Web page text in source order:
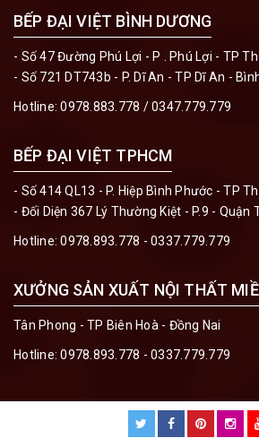
BẾP ĐẠI VIỆT BÌNH DƯƠNG
- Số 47 Đường Phú Lợi - P . Phú Lợi - TP
- Số 721 DT743b - P. Dĩ An - TP Dĩ An -
Hotline:0978.883.778 / 0347.779.779
BẾP ĐẠI VIỆT TPHCM
- Số 414 QL13 - P. Hiệp Bình Phước - TP
- Đối Diện 367 Lý Thường Kiệt - P.9 - Quận
Hotline:0978.893.778 - 0337.779.779
XƯỞNG SẢN XUẤT NỘI THẤT
Tân Phong - TP Biên Hoà - Đồng Nai
Hotline:0978.893.778 - 0337.779.779